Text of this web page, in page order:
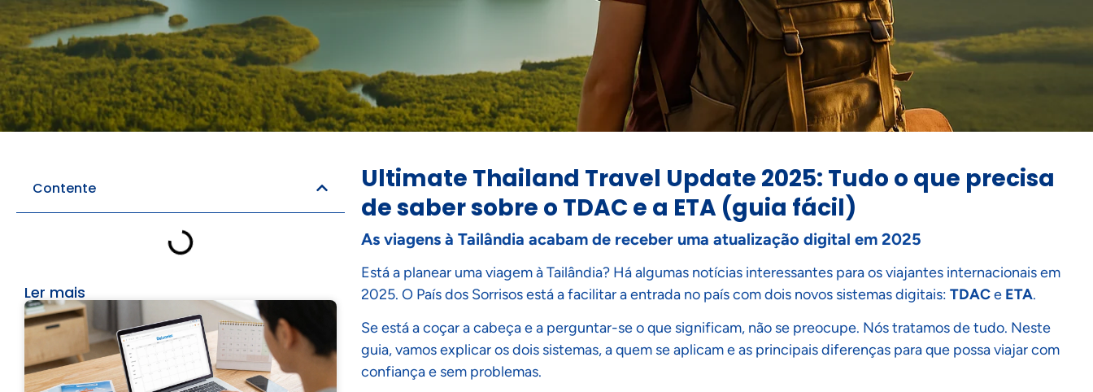
Contente
Ler mais
Ultimate Thailand Travel Update 2025: Tudo o que precisa
de saber sobre o TDAC e a ETA (guia fácil)
As viagens à Tailândia acabam de receber uma atualização digital em 2025
Está a planear uma viagem à Tailândia? Há algumas notícias interessantes para os viajantes internacionais em
2025. O País dos Sorrisos está a facilitar a entrada no país com dois novos sistemas digitais: TDACe ETA.
Se está a coçar a cabeça e a perguntar-se o que significam, não se preocupe. Nós tratamos de tudo. Neste
guia, vamos explicar os dois sistemas, a quem se aplicam e as principais diferenças para que possa viajar com
confiança e sem problemas.